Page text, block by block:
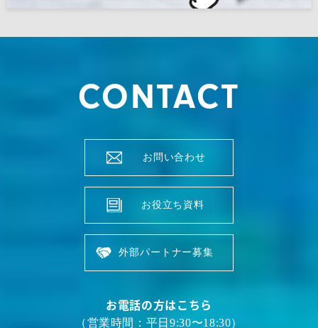
CONTACT
お問い合わせ
お役立ち資料
外部パートナー募集
お電話の方はこちら
（営業時間：平日9:30〜18:30）